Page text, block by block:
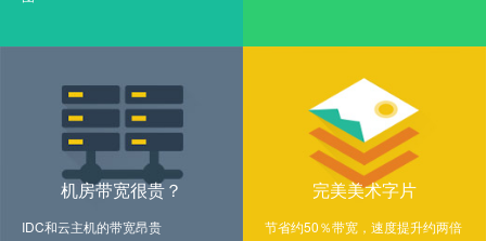
机房带宽很贵？
IDC和云主机的带宽昂贵
完美美术字片
节省约50％带宽，速度提升约两倍